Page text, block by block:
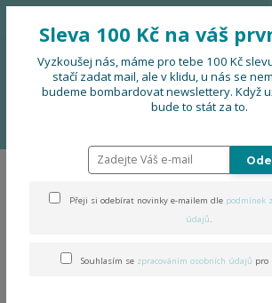
Designová taška
VÍNO JE OTEVŘENÉ
Sleva 100 Kč na váš
Vyzkoušej nás, máme pro tebe 100 Kč
stačí zadat mail, ale v klidu, u nás se
budeme bombardovat newslettery. Když
bude to stát za to.
Přeji si odebírat novinky e-mailem dle podmínek
údajů.
Souhlasím se zpracováním osobních údajů pro